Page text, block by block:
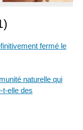
fermé le
naturelle qui
t-elle des